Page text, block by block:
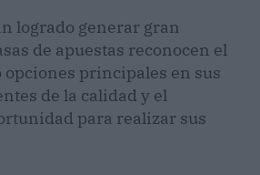
logrado generar gran
de apuestas reconocen el
principales en sus
de la calidad y el
para realizar sus